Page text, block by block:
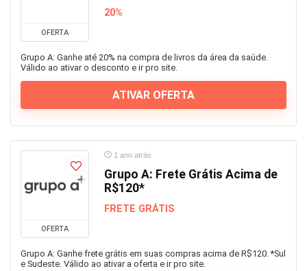
OFERTA
20%
Grupo A: Ganhe até 20% na compra de livros da área da saúde.
Válido ao ativar o desconto e ir pro site.
ATIVAR OFERTA
OFERTA
1 ano atrás
Grupo A: Frete Grátis Acima de
R$120*
FRETE GRÁTIS
Grupo A: Ganhe frete grátis em suas compras acima de R$120. *Sul
e Sudeste. Válido ao ativar a oferta e ir pro site.